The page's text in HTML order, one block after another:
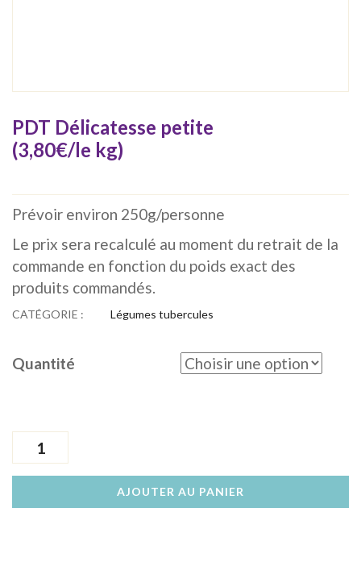
PDT Délicatesse petite
(3,80€/le kg)
Prévoir environ 250g/personne
Le prix sera recalculé au moment du retrait de la
commande en fonction du poids exact des
produits commandés.
CATÉGORIE : Légumes tubercules
Quantité
quantité
de
Délicatesse
AJOUTER AU PANIER